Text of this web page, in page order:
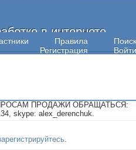
в интернете
Правила
Поиск
Регистрация
Войти
ПРОДАЖИ ОБРАЩАТЬСЯ:
skype: alex_derenchuk.